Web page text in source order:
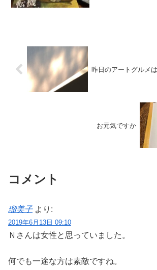
昨日のアートグルメは
お元気ですか
コメント
瑠美子 より:
2019年6月13日 09:10
Ｎさんは女性と思っていました。
何でも一途な方は素敵ですね。